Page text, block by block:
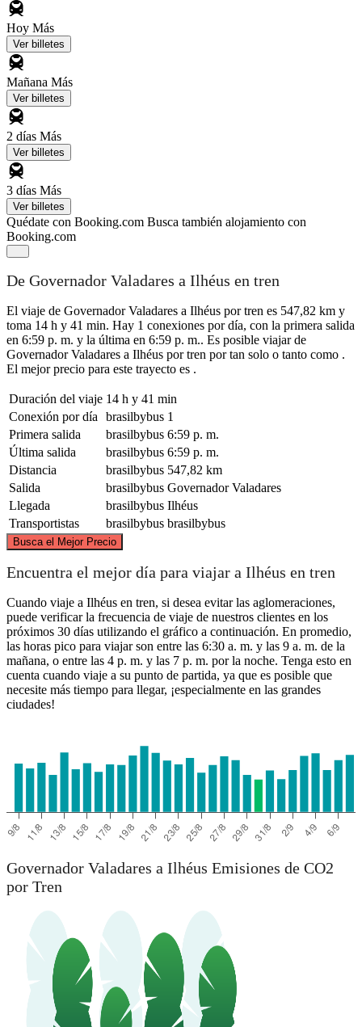
Hoy Más
Ver billetes
Mañana Más
Ver billetes
2 días Más
Ver billetes
3 días Más
Ver billetes
Quédate con Booking.com Busca también alojamiento con
Booking.com
De Governador Valadares a Ilhéus en tren
El viaje de Governador Valadares a Ilhéus por tren es 547,82 km y
toma 14 h y 41 min. Hay 1 conexiones por día, con la primera salida
en 6:59 p. m. y la última en 6:59 p. m.. Es posible viajar de
Governador Valadares a Ilhéus por tren por tan solo o tanto como .
El mejor precio para este trayecto es .
Duración del viaje 14 h y 41 min
Conexión por día
brasilbybus 1
Primera salida
brasilbybus 6:59 p. m.
Última salida
brasilbybus 6:59 p. m.
Distancia
brasilbybus 547,82 km
Salida
brasilbybus Governador Valadares
Llegada
brasilbybus Ilhéus
Transportistas
brasilbybus brasilbybus
Busca el Mejor Precio
©CARTO, ©
Encuentra el mejor día para viajar a Ilhéus en tren
Cuando viaje a Ilhéus en tren, si desea evitar las aglomeraciones,
puede verificar la frecuencia de viaje de nuestros clientes en los
próximos 30 días utilizando el gráfico a continuación. En promedio,
las horas pico para viajar son entre las 6:30 a. m. y las 9 a. m. de la
mañana, o entre las 4 p. m. y las 7 p. m. por la noche. Tenga esto en
cuenta cuando viaje a su punto de partida, ya que es posible que
necesite más tiempo para llegar, ¡especialmente en las grandes
ciudades!
Governador Valadares a Ilhéus Emisiones de CO2
por Tren